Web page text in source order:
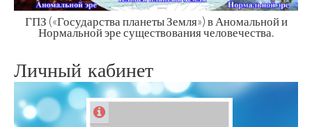
Государства
планеты Земля
ГПЗ («Государства планеты Земля») в Аномальной и
Нормальной эре существования человечества.
Личный кабинет